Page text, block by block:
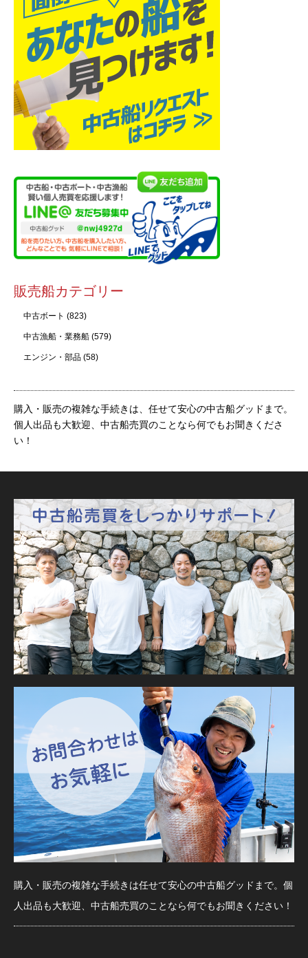
販売船カテゴリー
中古ボート (823)
中古漁船・業務船 (579)
エンジン・部品 (58)
購入・販売の複雑な手続きは、任せて安心の中古船グッドまで。
個人出品も大歓迎、中古船売買のことなら何でもお聞きくださ
い！
購入・販売の複雑な手続きは任せて安心の中古船グッドまで。個
人出品も大歓迎、中古船売買のことなら何でもお聞きください！